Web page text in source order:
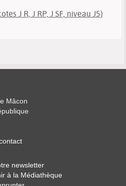
J R, J RP, J SF, niveau J5)
Mâcon
newsletter
à la Médiathèque